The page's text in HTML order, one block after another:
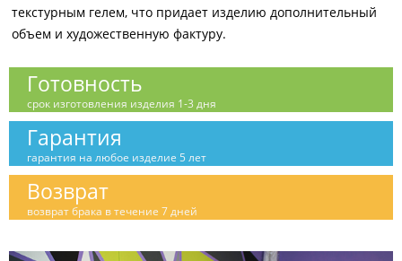
текстурным гелем, что придает изделию дополнительный
объем и художественную фактуру.
Готовность
срок изготовления изделия 1-3 дня
Гарантия
гарантия на любое изделие 5 лет
Возврат
возврат брака в течение 7 дней